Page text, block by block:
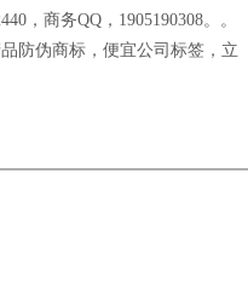
，商务QQ ， 1905190308。。
防伪商标，便宜公司标签，立